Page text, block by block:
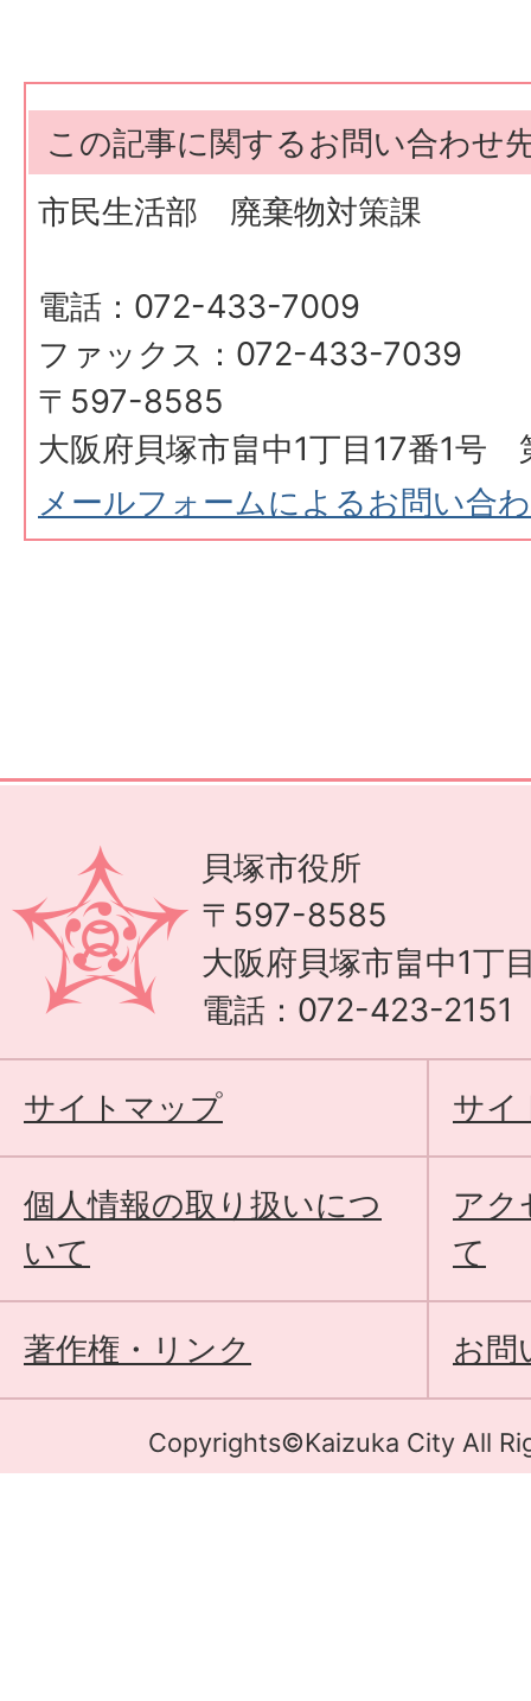
この記事に関するお問い合わせ
市民生活部 廃棄物対策課
電話：072-433-7009
ファックス：072-433-7039
〒597-8585
大阪府貝塚市畠中1丁目17番1号
メールフォームによるお問い合
貝塚市役所
〒597-8585
大阪府貝塚市畠中1丁
電話：072-423-2151
サイトマップ サイ
個人情報の取り扱いにつ
いて
アク
て
著作権・リンク お問
Copyrights©Kaizuka City All